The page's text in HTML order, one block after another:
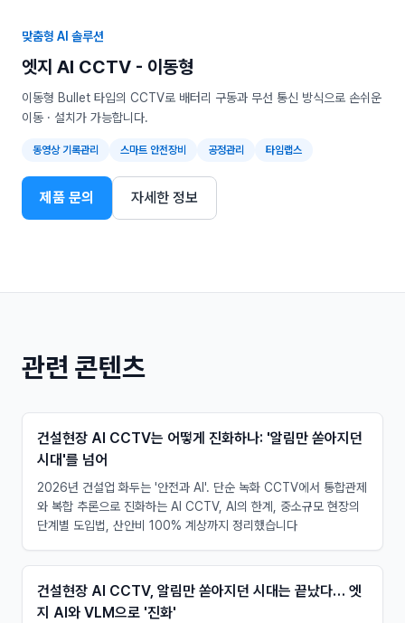
맞춤형 AI 솔루션
엣지 AI CCTV - 이동형
이동형 Bullet 타입의 CCTV로 배터리 구동과 무선 통신 방식으로 손쉬운
이동 · 설치가 가능합니다.
동영상 기록관리 스마트 안전장비 공정관리 타임랩스
제품 문의 자세한 정보
관련 콘텐츠
건설현장 AI CCTV는 어떻게 진화하나: '알림만 쏟아지던
시대'를 넘어
2026년 건설업 화두는 '안전과 AI'. 단순 녹화 CCTV에서 통합관제
와 복합 추론으로 진화하는 AI CCTV, AI의 한계, 중소규모 현장의
단계별 도입법, 산안비 100% 계상까지 정리했습니다
건설현장 AI CCTV, 알림만 쏟아지던 시대는 끝났다… 엣
지 AI와 VLM으로 '진화'